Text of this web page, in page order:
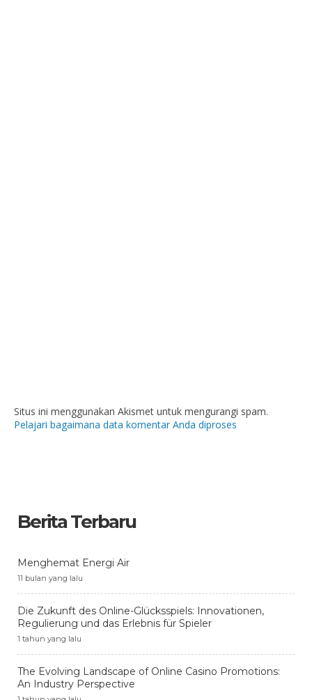
Situs ini menggunakan Akismet untuk mengurangi spam.
Pelajari bagaimana data komentar Anda diproses
Berita Terbaru
Menghemat Energi Air
11 bulan yang lalu
Die Zukunft des Online-Glücksspiels: Innovationen,
Regulierung und das Erlebnis für Spieler
1 tahun yang lalu
The Evolving Landscape of Online Casino Promotions:
An Industry Perspective